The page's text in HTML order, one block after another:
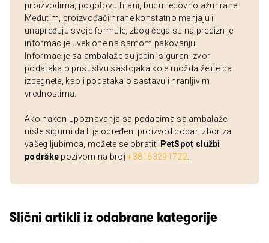
proizvodima, pogotovu hrani, budu redovno ažurirane.
Međutim, proizvođači hrane konstatno menjaju i
unapređuju svoje formule, zbog čega su najpreciznije
informacije uvek one na samom pakovanju.
Informacije sa ambalaže su jedini siguran izvor
podataka o prisustvu sastojaka koje možda želite da
izbegnete, kao i podataka o sastavu i hranljivim
vrednostima.
Ako nakon upoznavanja sa podacima sa ambalaže
niste sigurni da li je određeni proizvod dobar izbor za
vašeg ljubimca, možete se obratiti PetSpot službi
podrške pozivom na broj+38163291722
Slični artikli iz odabrane kategorije